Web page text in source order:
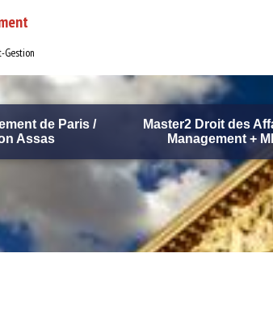
Gestion
de Paris /
Assas
Master2 Droit des
Management +